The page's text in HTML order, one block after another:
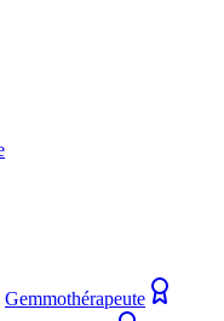
Gemmothérapeute